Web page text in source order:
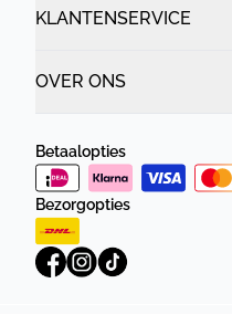
KLANTENSERVICE
OVER ONS
Betaalopties
Bezorgopties